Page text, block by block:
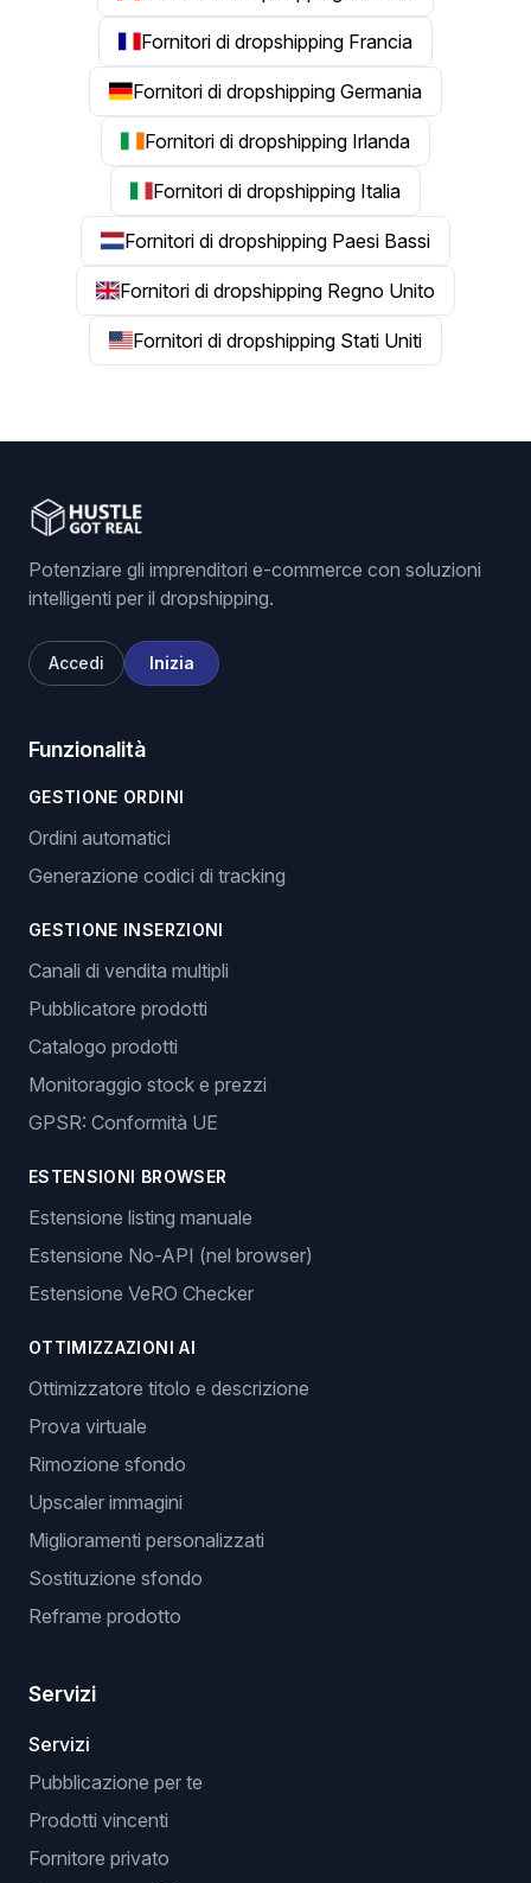
Fornitori di dropshipping Francia
Fornitori di dropshipping Germania
Fornitori di dropshipping Irlanda
Fornitori di dropshipping Italia
Fornitori di dropshipping Paesi Bassi
Fornitori di dropshipping Regno Unito
Fornitori di dropshipping Stati Uniti
Potenziare gli imprenditori e-commerce con soluzioni
intelligenti per il dropshipping.
Accedi Inizia
Funzionalità
GESTIONE ORDINI
Ordini automatici
Generazione codici di tracking
GESTIONE INSERZIONI
Canali di vendita multipli
Pubblicatore prodotti
Catalogo prodotti
Monitoraggio stock e prezzi
GPSR: Conformità UE
ESTENSIONI BROWSER
Estensione listing manuale
Estensione No-API (nel browser)
Estensione VeRO Checker
OTTIMIZZAZIONI AI
Ottimizzatore titolo e descrizione
Prova virtuale
Rimozione sfondo
Upscaler immagini
Miglioramenti personalizzati
Sostituzione sfondo
Reframe prodotto
Servizi
Servizi
Pubblicazione per te
Prodotti vincenti
Fornitore privato